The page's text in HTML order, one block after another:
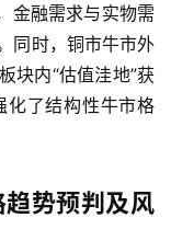
金融需求与实物需
同时，铜市牛市外
块内“估值洼地”获
化了结构性牛市格
势预判及风